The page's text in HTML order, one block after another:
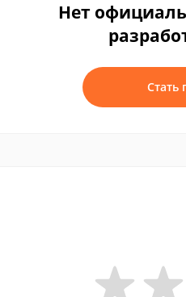
Нет
Стать